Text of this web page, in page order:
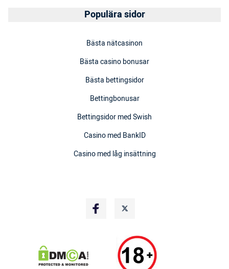
Populära sidor
Bästa nätcasinon
Bästa casino bonusar
Bästa bettingsidor
Bettingbonusar
Bettingsidor med Swish
Casino med BankID
Casino med låg insättning